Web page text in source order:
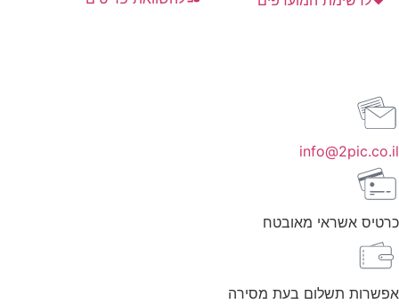
info@2pic.co.il
כרטיס אשראי מאובטח
אפשרות תשלום בעת מסירה